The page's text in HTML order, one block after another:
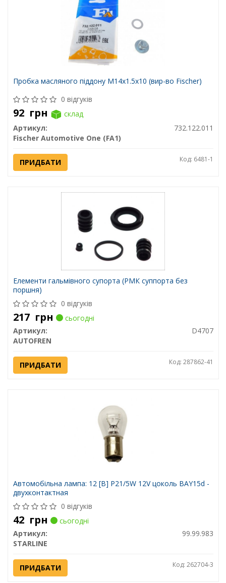
Пробка масляного піддону M14x1.5x10 (вир-во Fischer)
0 відгуків
92 грн
склад
Артикул:
732.122.011
Fischer Automotive One (FA1)
ПРИДБАТИ Код: 6481-1
Елементи гальмівного супорта (РМК суппорта без
поршня)
0 відгуків
217 грн
сьогодні
Артикул:
D4707
AUTOFREN
ПРИДБАТИ Код: 287862-41
Автомобiльна лампа: 12 [В] P21/5W 12V цоколь BAY15d -
двухконтактная
0 відгуків
42 грн
сьогодні
Артикул:
99.99.983
STARLINE
ПРИДБАТИ Код: 262704-3